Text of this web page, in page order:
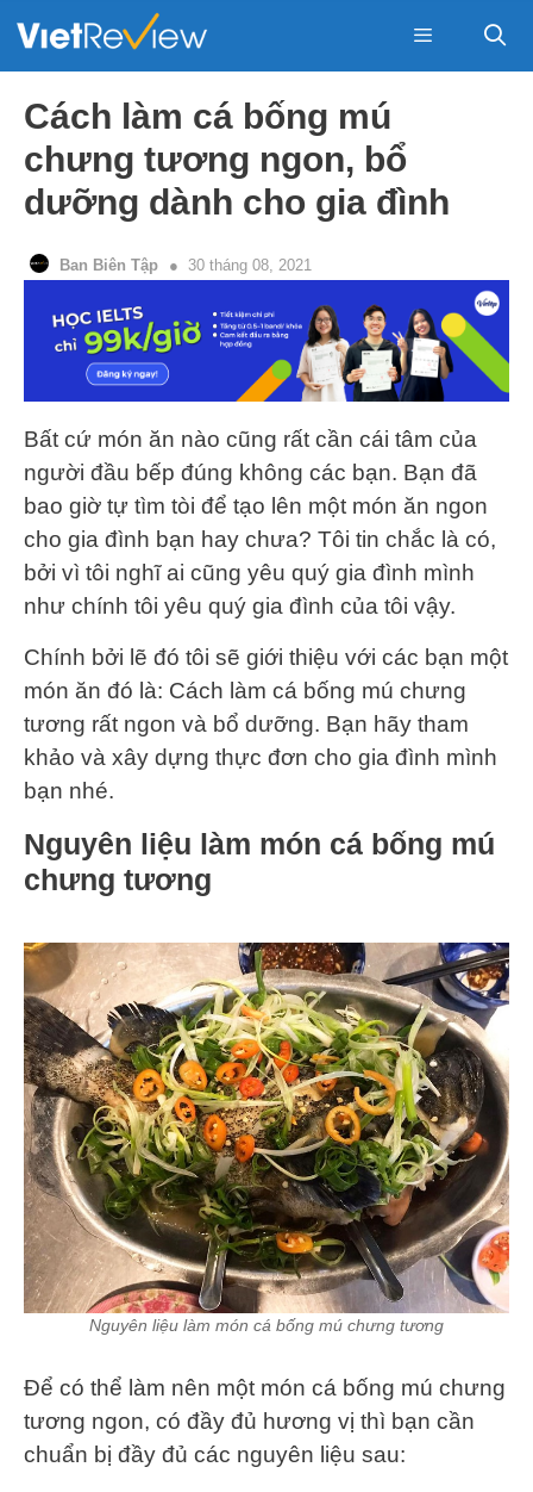
Cách làm cá bống mú
chưng tương ngon, bổ
dưỡng dành cho gia đình
Ban Biên Tập 30 tháng 08, 2021
Bất cứ món ăn nào cũng rất cần cái tâm của
người đầu bếp đúng không các bạn. Bạn đã
bao giờ tự tìm tòi để tạo lên một món ăn ngon
cho gia đình bạn hay chưa? Tôi tin chắc là có,
bởi vì tôi nghĩ ai cũng yêu quý gia đình mình
như chính tôi yêu quý gia đình của tôi vậy.
Chính bởi lẽ đó tôi sẽ giới thiệu với các bạn một
món ăn đó là: Cách làm cá bống mú chưng
tương rất ngon và bổ dưỡng. Bạn hãy tham
khảo và xây dựng thực đơn cho gia đình mình
bạn nhé.
Nguyên liệu làm món cá bống mú
chưng tương
Nguyên liệu làm món cá bống mú chưng tương
Để có thể làm nên một món cá bống mú chưng
tương ngon, có đầy đủ hương vị thì bạn cần
chuẩn bị đầy đủ các nguyên liệu sau: